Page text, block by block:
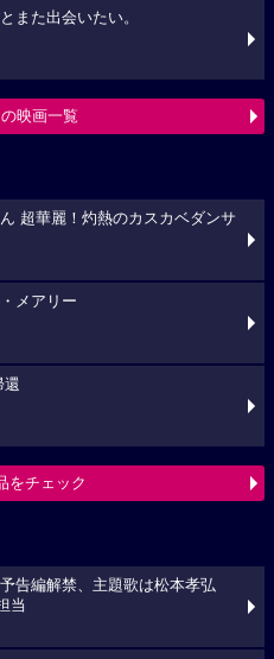
また出会いたい。
映画一覧
超華麗！灼熱のカスカベダンサ
メアリー
還
をチェック
告編解禁、主題歌は松本孝弘
当